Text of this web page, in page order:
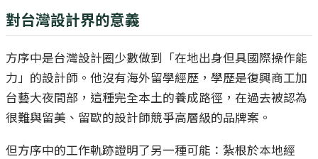
對台灣設計界的意義
方序中是台灣設計圈少數做到「在地出身但具國際操作能
力」的設計師。他沒有海外留學經歷，學歷是復興商工加
台藝大夜間部，這種完全本土的養成路徑，在過去被認為
很難與留美、留歐的設計師競爭高層級的品牌案。
但方序中的工作軌跡證明了另一種可能：紮根於本地經